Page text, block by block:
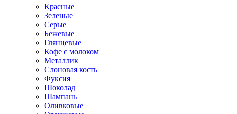
Красные
Зеленые
Серые
Бежевые
Глянцевые
Кофе с молоком
Металлик
Слоновая кость
Фуксия
Шоколад
Шампань
Оливковые